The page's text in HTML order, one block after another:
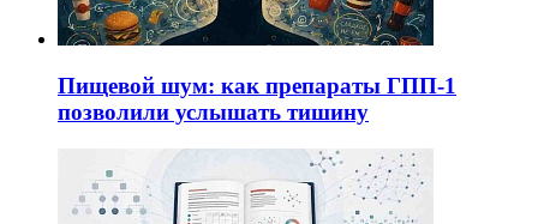
Пищевой шум: как препараты ГПП-1
позволили услышать тишину